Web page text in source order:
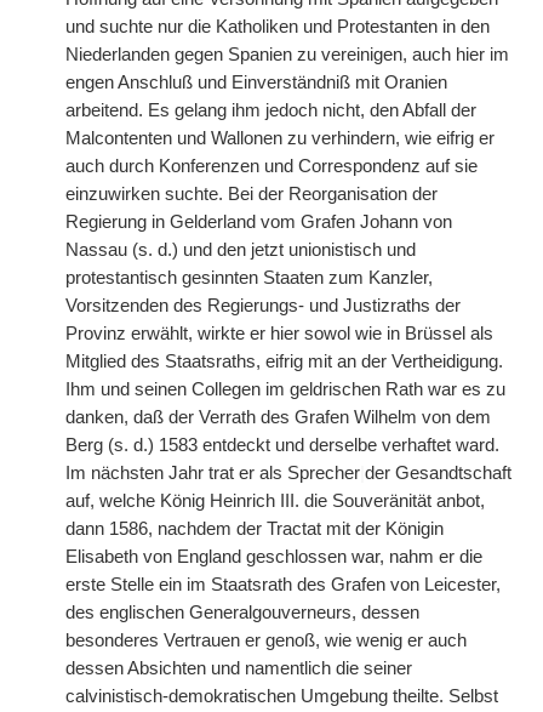
und suchte nur die Katholiken und Protestanten in den
Niederlanden gegen Spanien zu vereinigen, auch hier im
engen Anschluß und Einverständniß mit Oranien
arbeitend. Es gelang ihm jedoch nicht, den Abfall der
Malcontenten und Wallonen zu verhindern, wie eifrig er
auch durch Konferenzen und Correspondenz auf sie
einzuwirken suchte. Bei der Reorganisation der
Regierung in Gelderland vom Grafen Johann von
Nassau (s. d.) und den jetzt unionistisch und
protestantisch gesinnten Staaten zum Kanzler,
Vorsitzenden des Regierungs- und Justizraths der
Provinz erwählt, wirkte er hier sowol wie in Brüssel als
Mitglied des Staatsraths, eifrig mit an der Vertheidigung.
Ihm und seinen Collegen im geldrischen Rath war es zu
danken, daß der Verrath des Grafen Wilhelm von dem
Berg (s. d.) 1583 entdeckt und derselbe verhaftet ward.
Im nächsten Jahr trat er als Sprecher der Gesandtschaft
auf, welche König Heinrich III. die Souveränität anbot,
dann 1586, nachdem der Tractat mit der Königin
Elisabeth von England geschlossen war, nahm er die
erste Stelle ein im Staatsrath des Grafen von Leicester,
des englischen Generalgouverneurs, dessen
besonderes Vertrauen er genoß, wie wenig er auch
dessen Absichten und namentlich die seiner
calvinistisch-demokratischen Umgebung theilte. Selbst